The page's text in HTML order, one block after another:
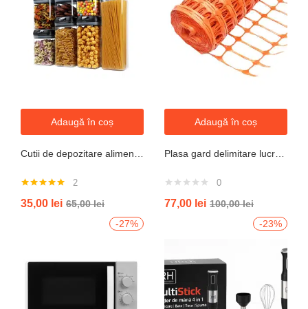
Adaugă în coș
Cutii de depozitare alimente, Set din 7 Cutii pentru Condimente, Cereale, Cutii pentru Bucatarie, din Plastic PP, Cutii Alimentare, Diferite Dimensiuni, Transparente
5.00din 5
2
35,00 lei 65,00lei
Adaugă în coș
Plasa gard delimitare lucrari 1mx50m cu ochi 70x40mm, 110g/m portocaliu
0
77,00 lei 100,00lei
-27%
-23%